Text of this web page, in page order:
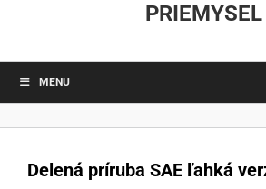
PRIEMYSEL
MENU
Delená príruba SAE ľahká